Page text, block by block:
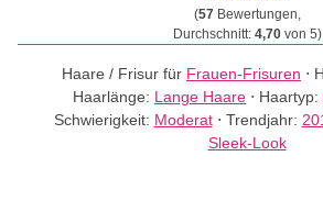
(57Bewertungen,
Durchschnitt: 4,70von 5)
Haare / Frisur für Frauen-Frisuren ⋅
Haarlänge: Lange Haare ⋅ Haartyp:
Schwierigkeit: Moderat⋅ Trendjahr:
Sleek-Look